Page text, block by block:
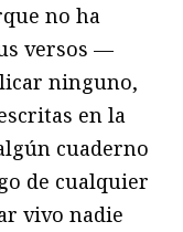
no ha
versos —
ninguno,
en la
cuaderno
de cualquier
vivo nadie